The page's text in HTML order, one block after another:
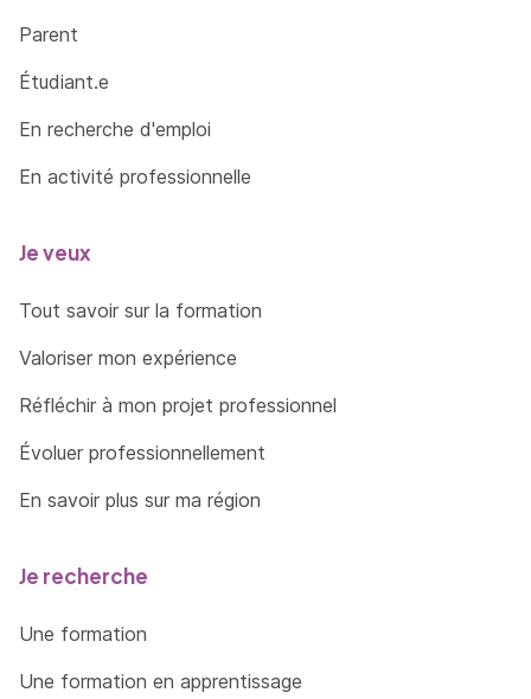
Parent
Étudiant.e
En recherche d'emploi
En activité professionnelle
Je veux
Tout savoir sur la formation
Valoriser mon expérience
Réfléchir à mon projet professionnel
Évoluer professionnellement
En savoir plus sur ma région
Je recherche
Une formation
Une formation en apprentissage